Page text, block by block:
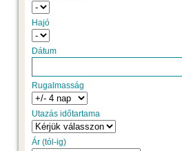
Hajó
Dátum
Rugalmasság
Utazás időtartama
Ár (tól-ig)